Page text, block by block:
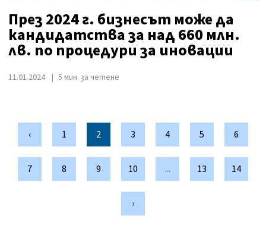
През 2024 г. бизнесът може да
кандидатства за над 660 млн.
лв. по процедури за иновации
11.01.2024 5 мин. за четене
‹ 1 2 3 4 5 6
7 8 9 10 ... 13 14
›